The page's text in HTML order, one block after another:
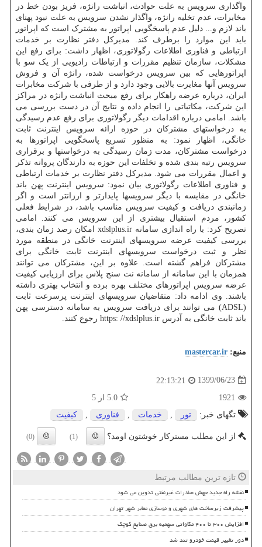
واگذاری سرویس به علت حوادث، انباشت رانژه، فریز بودن خط در
مخابرات، عدم تخلیه رانژه، واگذار نشدن سرویس به علت نبود پهنای
باند لازم و... دلیل عدم پاسخگویی اپراتور به مشترک است که اپراتور
باید این موارد را برطرف کند. مدیرکل دفتر نظارت بر خدمات
ارتباطی و فناوری اطلاعات رگولاتوری، اظهار داشت: برای رفع این
مشکلات، سازمان تنظیم مقررات و ارتباطات رادیویی از یک سو با
اپراتورهایی که بین سرویس درخواست شده، رانژه آن و فروش
سرویس آنها مغایرت بالایی وجود دارد و از طرفی با شرکت مخابرات
ایران، درباره عرضه راهکار برای رفع مبحث انباشت رانژه در مراکز
این شرکت، مکاتباتی را انجام داده و نتایج آن در دست بررسی می
باشد. امامی درباره اقدامات دیگر رگولاتوری برای رفع عدم رسیدگی
به درخواستهای مشترکان در حوزه ارائه سرویس اینترنت ثابت
خانگی، اظهار نمود: به منظور تسریع پاسخگویی اپراتورها به
درخواست مشترکان، مدت زمان رسیدگی به درخواستها و برقراری
سرویس رتبه بندی شده و تخلفات این حوزه به دارندگان پروانه تذکر
و اعمال مقررات می شود. مدیرکل دفتر نظارت بر خدمات ارتباطی
و فناوری اطلاعات رگولاتوری بیان نمود: سرویس اینترنت پهن باند
خانگی در مقایسه با دیگر سرویسها پایدارتر و ارزانتر است و اگر
زمانبندی دریافت و کیفیت سرویس مناسب باشد، در شرایط فعلی
کشور، مردم استقبال بیشتری از این سرویس می کنند. امامی
تصریح کرد: با راه اندازی سامانه xdslplus.ir امکان رصد زمان بندی،
بررسی کیفیت عرضه سرویسهای اینترنت خانگی در منطقه مورد
نظر و ثبت درخواست سرویسهای اینترنت ثابت خانگی برای
مشترکان فراهم گشته است. علاوه بر این، مشترکان می توانند
همزمان با این سامانه از سامانه نت سنج پلاس برای ارزیابی کیفیت
عرضه سرویس اپراتورهای مختلف بهره برده و انتخاب بهتری داشته
باشند. وی ادامه داد: متقاضیان سرویسهای اینترنت پرسرعت ثابت
(ADSL) می توانند برای دریافت سرویس به سامانه دسترسی پهن
باند ثابت خانگی به آدرس https: //xdslplus.ir رجوع کنند.
منبع: mastercar.ir
1399/06/23
22:13:21
1921
5.0 از 5
تگهای خبر:
تور , خدمات , فناوری , كیفیت
از این مطلب مسترکار خوشتون اومد؟ (1)
(0)
تازه ترین مطالب مرتبط
نقشه راه جدید جهش صادرات غیرنفتی تدوین می شود
پیشرفت زیرساخت های شهری و نوسازی معابر شهر تهران
افزایش ۳۰۰ تا ۴۰۰ مگاواتی سهمیه برق صنایع کوچک
دور تغییر قیمت خودرو تند شد